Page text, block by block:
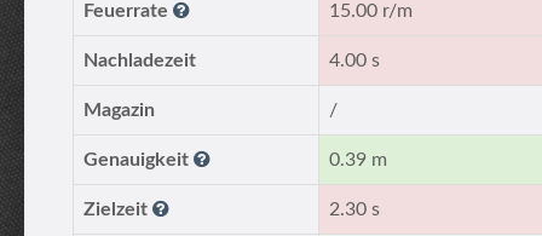
Feuerrate 15.00 r/m
Nachladezeit 4.00 s
Magazin /
Genauigkeit 0.39 m
Zielzeit 2.30 s